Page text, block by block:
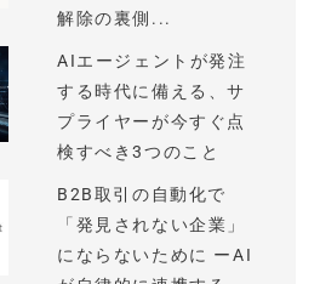
解除の裏側...
AIエージェントが発注
する時代に備える、サ
プライヤーが今すぐ点
検すべき3つのこと
B2B取引の自動化で
「発見されない企業」
にならないために ーAI